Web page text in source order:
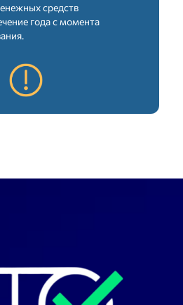
средств
года с момента